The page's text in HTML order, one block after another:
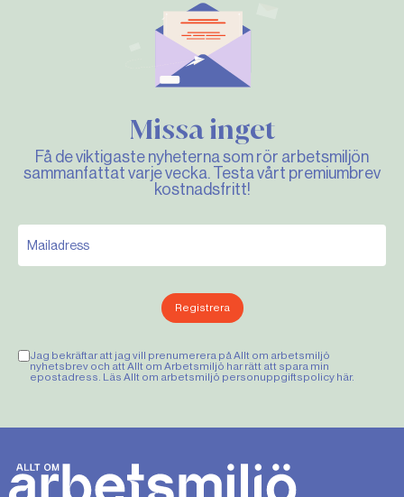
Missa inget
Få de viktigaste nyheterna som rör arbetsmiljön
sammanfattat varje vecka. Testa vårt premiumbrev
kostnadsfritt!
Registrera
Jag bekräftar att jag vill prenumerera på Allt om arbetsmiljö
nyhetsbrev och att Allt om Arbetsmiljö har rätt att spara min
epostadress. Läs Allt om arbetsmiljö personuppgiftspolicy här.